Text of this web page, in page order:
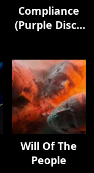
Compliance
(Purple Disco
Will Of The
People